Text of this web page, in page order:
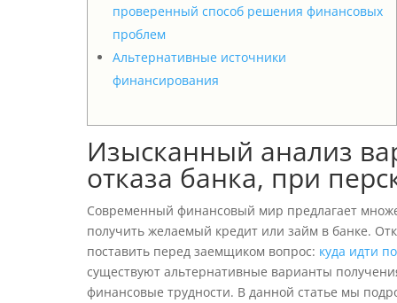
проверенный способ решения финансовых
проблем
Альтернативные источники
финансирования
Изысканный анализ
отказа банка, при
Современный финансовый мир предлагает
получить желаемый кредит или займ в банке.
поставить перед заемщиком вопрос: куда идти
существуют альтернативные варианты
финансовые трудности. В данной статье мы